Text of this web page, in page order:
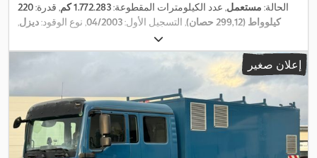
الحالة: مستعمل, عدد الكيلومترات المقطوعة:1.772.283 كم , قدرة:220
كيلوواط (299,12 حصان)
, التسجيل الأول:04/2003, نوع الوقود:ديزل,
ديزل
ميكانيكي, فئة الانبعاثات:يورو 3 , تعليق:فولاذ-هواء, الطول الكلي:10.650
مم , العرض الكلي: 2.550 مم , سنة الصنع: ,
إعلان صغير